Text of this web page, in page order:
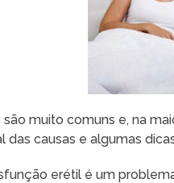
são muito comuns e, na
das causas e algumas
erétil é um